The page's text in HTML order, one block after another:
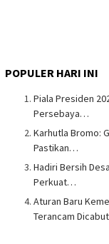
POPULER HARI INI
Piala Presiden
Persebaya…
Karhutla Bromo:
Pastikan…
Hadiri Bersih
Perkuat…
Aturan Baru
Terancam